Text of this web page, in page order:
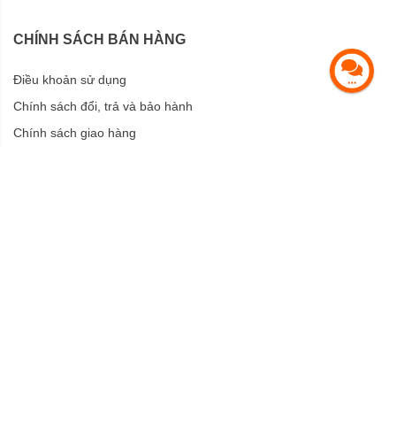
CHÍNH SÁCH BÁN HÀNG
Điều khoản sử dụng
Chính sách đổi, trả và bảo hành
Chính sách giao hàng